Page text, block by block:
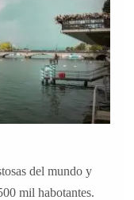
del mundo y
mil habotantes.